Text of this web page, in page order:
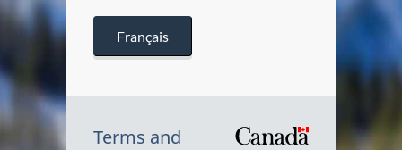
Français
Terms and